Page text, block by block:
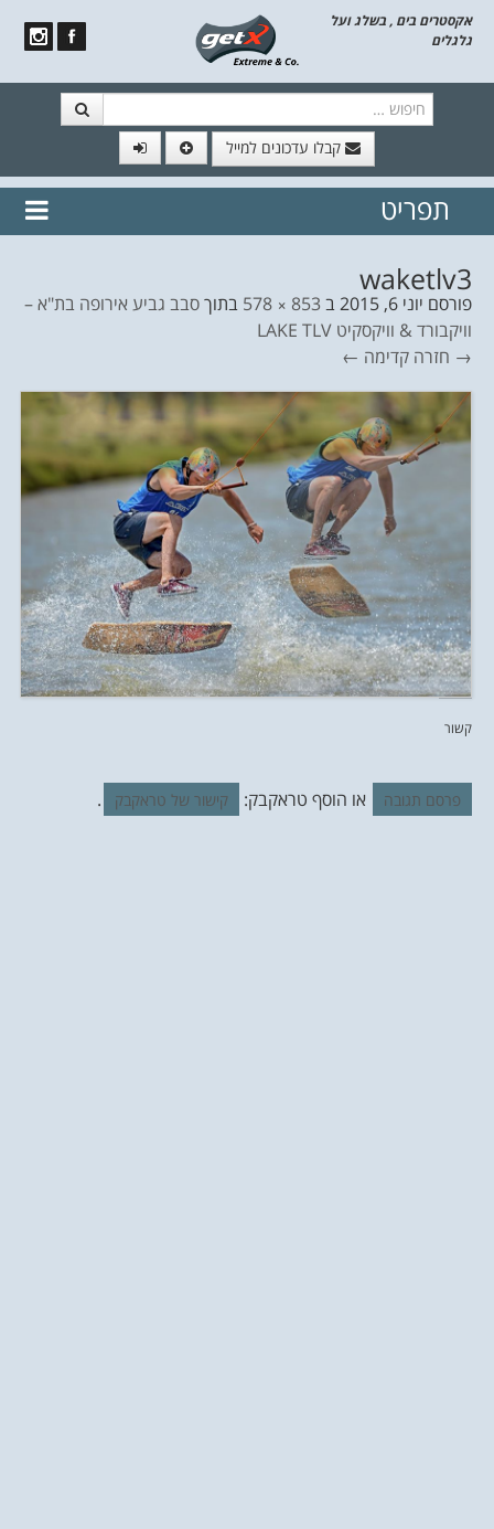
אקסטרים בים , בשלג ועל
גלגלים
קבלו עדכונים למייל
// הצטרף לרשימת תפוצה!
נשמח
תפריט
waketlv3
פורסם יוני 6, 2015 ב853 × 578 בתוךסבב גביע אירופה בת"א –
וויקבורד & וויקסקיט LAKE TLV
→ חזרה קדימה ←
קשור
פרסם תגובה או הוסף טראקבק: קישור של טראקבק .